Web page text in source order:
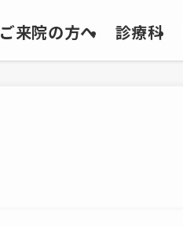
ご来院の方へ 診療科